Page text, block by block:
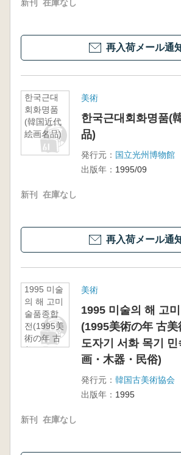
新刊 在庫なし
再入荷メール通
한국근대
회화명품
(韓国近代
絵画名品)
美術
한국근대회화명품(
品)
発行元： 国立光州博物館
出版年： 1995/09
新刊 在庫なし
再入荷メール通
1995 미술
의 해 고미
술품종합
전(1995美
術の年 古
美術品総
器・民俗)
美術
1995 미술의 해 고
(1995美術の年 古
도자기 서화 목기
画・木器・民俗)
発行元： 韓国古美術協会
出版年： 1995
新刊 在庫なし